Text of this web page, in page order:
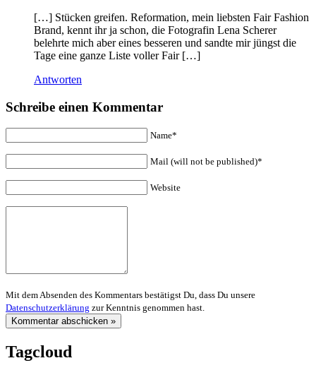
[…] Stücken greifen. Reformation, mein liebsten Fair Fashion
Brand, kennt ihr ja schon, die Fotografin Lena Scherer
belehrte mich aber eines besseren und sandte mir jüngst die
Tage eine ganze Liste voller Fair […]
Antworten
Schreibe einen Kommentar
Name*
Mail (will not be published)*
Website
Mit dem Absenden des Kommentars bestätigst Du, dass Du unsere
Datenschutzerklärung zur Kenntnis genommen hast.
Tagcloud